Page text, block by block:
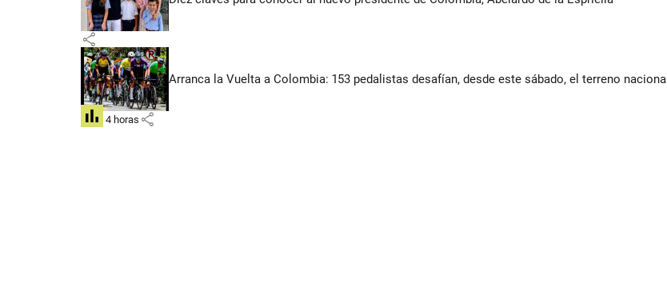
share
Arranca la Vuelta a Colombia: 153 pedalistas desafían, desde este sábado, el terreno nacional
hace 4 horas share